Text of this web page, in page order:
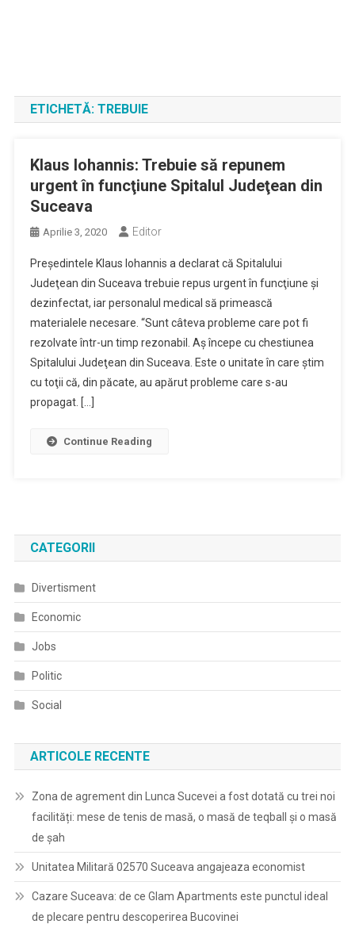
ETICHETĂ: TREBUIE
Klaus Iohannis: Trebuie să repunem
urgent în funcţiune Spitalul Judeţean din
Suceava
Aprilie 3, 2020 Editor
Preşedintele Klaus Iohannis a declarat că Spitalului
Judeţean din Suceava trebuie repus urgent în funcţiune şi
dezinfectat, iar personalul medical să primească
materialele necesare. “Sunt câteva probleme care pot fi
rezolvate într-un timp rezonabil. Aş începe cu chestiunea
Spitalului Judeţean din Suceava. Este o unitate în care ştim
cu toţii că, din păcate, au apărut probleme care s-au
propagat. […]
Continue Reading
CATEGORII
Divertisment
Economic
Jobs
Politic
Social
ARTICOLE RECENTE
Zona de agrement din Lunca Sucevei a fost dotată cu trei noi
facilități: mese de tenis de masă, o masă de teqball și o masă
de șah
Unitatea Militară 02570 Suceava angajeaza economist
Cazare Suceava: de ce Glam Apartments este punctul ideal
de plecare pentru descoperirea Bucovinei